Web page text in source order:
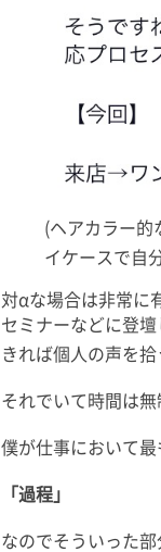
(ヘアカラー的
イケースで自
対αな場合は非常に
セミナーなどに登
きれば個人の声を拾
それでいて時間は無
僕が仕事において
「過程」
なのでそういった部